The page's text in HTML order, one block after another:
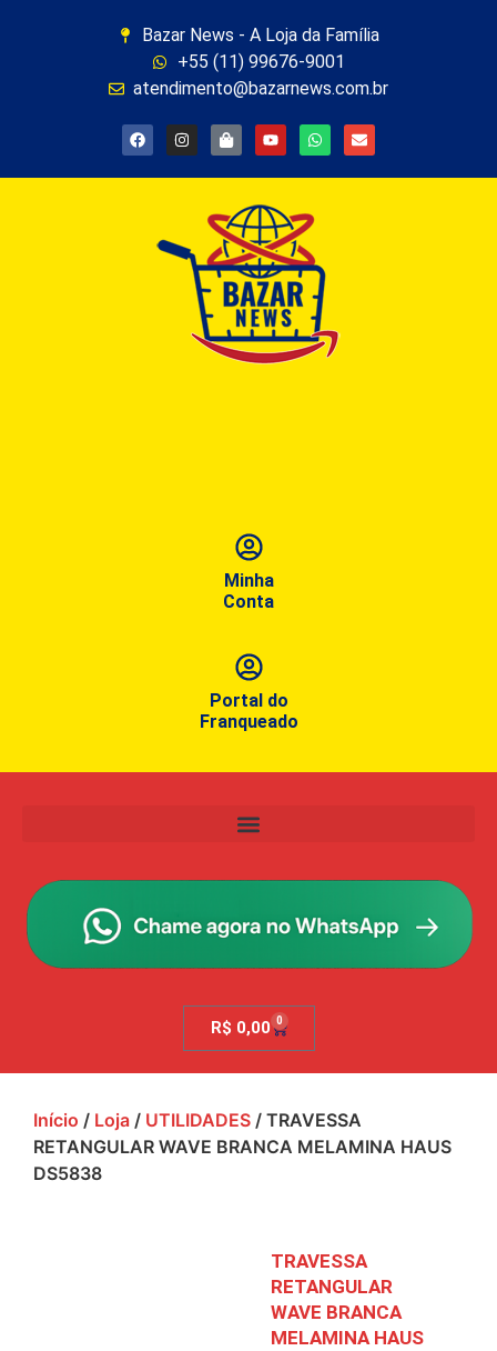
Bazar News - A Loja da Família
+55 (11) 99676-9001
atendimento@bazarnews.com.br
Minha
Conta
Portal do
Franqueado
R$ 0,00 0
Início / Loja / UTILIDADES / TRAVESSA
RETANGULAR WAVE BRANCA MELAMINA HAUS
DS5838
TRAVESSA
RETANGULAR
WAVE BRANCA
MELAMINA HAUS